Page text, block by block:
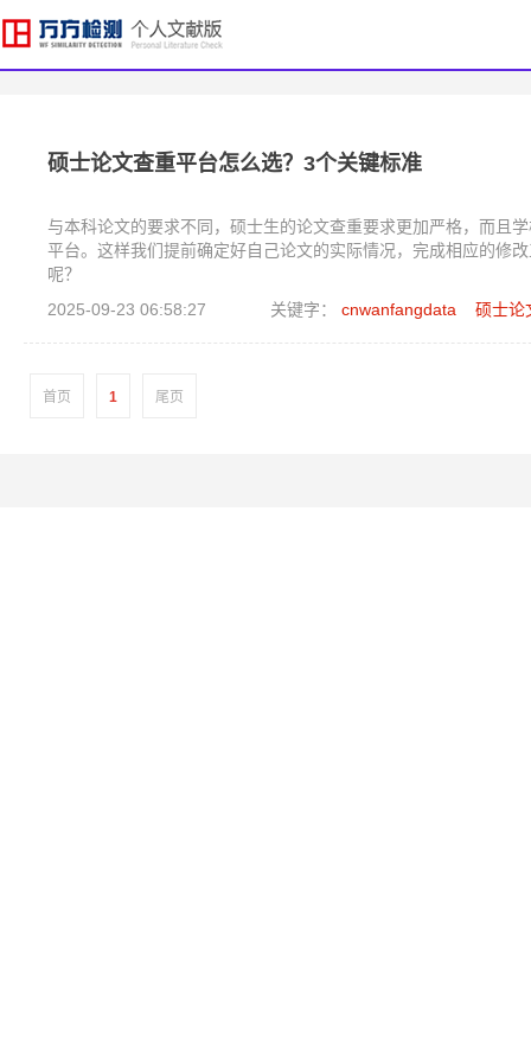
硕士论文查重平台怎么选？3个关键标准
与本科论文的要求不同，硕士生的论文查重要求更加严格，而且
平台。这样我们提前确定好自己论文的实际情况，完成相应的修
呢？
2025-09-23 06:58:27
关键字： cnwanfangdata 硕士论
首页 1 尾页